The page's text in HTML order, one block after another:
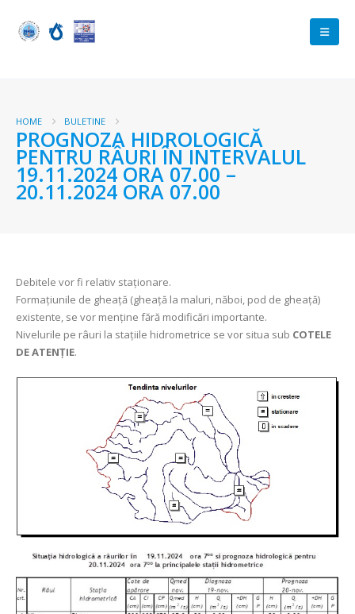
HOME BULETINE
PROGNOZA HIDROLOGICĂ
PENTRU RÂURI ÎN INTERVALUL
19.11.2024 ORA 07.00 –
20.11.2024 ORA 07.00
Debitele vor fi relativ staționare.
Formațiunile de gheață (gheață la maluri, năboi, pod de gheață)
existente, se vor menține fără modificări importante.
Nivelurile pe râuri la stațiile hidrometrice se vor situa sub COTELE
DE ATENȚIE.